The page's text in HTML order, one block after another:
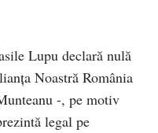
Lupu declară nulă
Noastră România
-, pe motiv
legal pe